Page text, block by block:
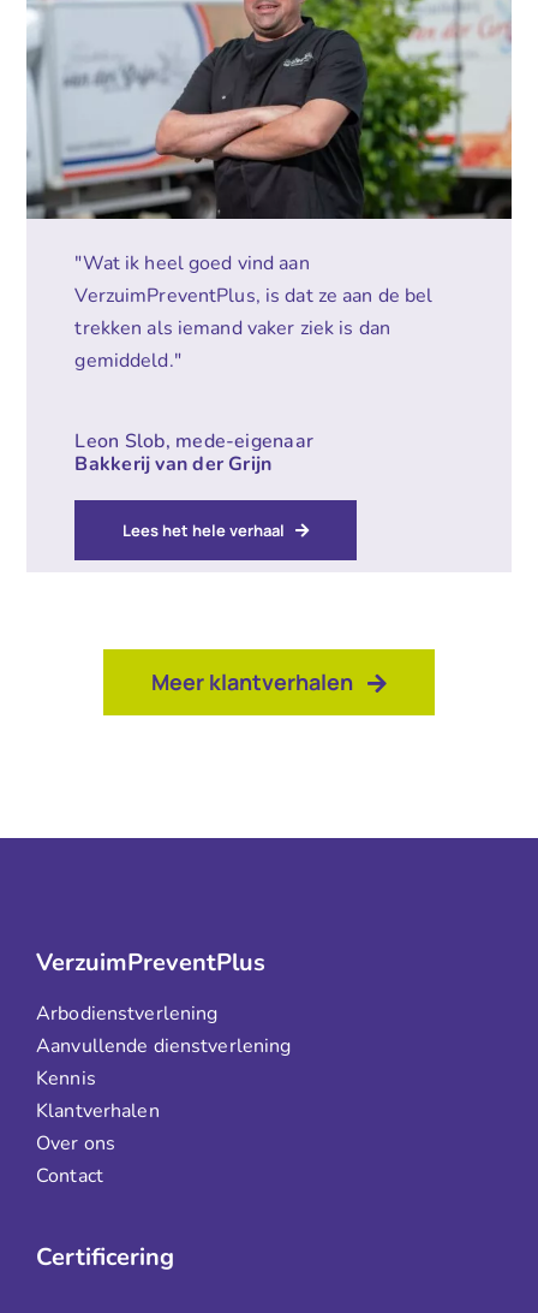
"Wat ik heel goed vind aan
VerzuimPreventPlus, is dat ze aan de bel
trekken als iemand vaker ziek is dan
gemiddeld."
Leon Slob, mede-eigenaar
Bakkerij van der Grijn
Lees het hele verhaal
Meer klantverhalen
VerzuimPreventPlus
Arbodienstverlening
Aanvullende dienstverlening
Kennis
Klantverhalen
Over ons
Contact
Certificering